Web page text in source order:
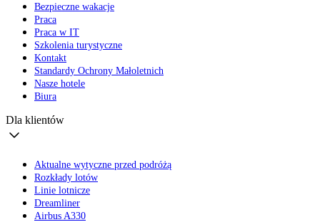
Bezpieczne wakacje
Praca
Praca w IT
Szkolenia turystyczne
Kontakt
Standardy Ochrony Małoletnich
Nasze hotele
Biura
Dla klientów
Aktualne wytyczne przed podróżą
Rozkłady lotów
Linie lotnicze
Dreamliner
Airbus A330